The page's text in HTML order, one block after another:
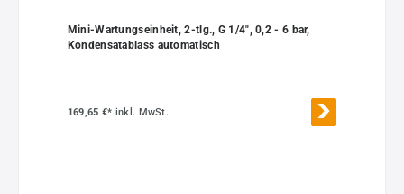
Mini-Wartungseinheit, 2-tlg., G 1/4", 0,2 - 6 bar,
Kondensatablass automatisch
169,65 €* inkl. MwSt.